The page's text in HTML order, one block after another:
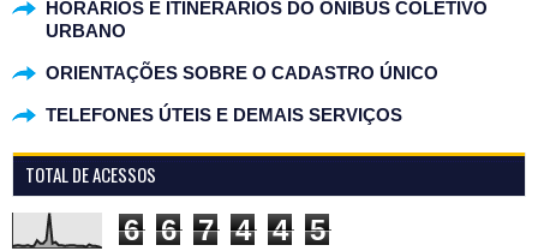
HORÁRIOS E ITINERÁRIOS DO ÔNIBUS COLETIVO
URBANO
ORIENTAÇÕES SOBRE O CADASTRO ÚNICO
TELEFONES ÚTEIS E DEMAIS SERVIÇOS
TOTAL DE ACESSOS
6 6 7 4 4 5